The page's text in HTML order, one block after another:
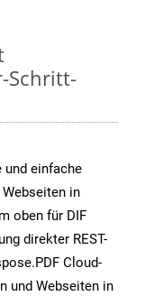
Schritt-
und einfache
in
oben für DIF
direkter REST-
Cloud-
und Webseiten in